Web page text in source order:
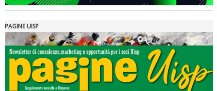
La formazione Uisp rallenta ma prosegue anche in estate
PAGINE UISP